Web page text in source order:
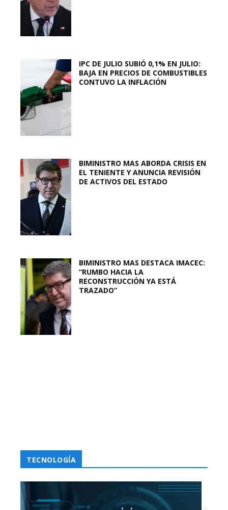
IPC DE JULIO SUBIÓ 0,1% EN JULIO:
BAJA EN PRECIOS DE COMBUSTIBLES
CONTUVO LA INFLACIÓN
BIMINISTRO MAS ABORDA CRISIS EN
EL TENIENTE Y ANUNCIA REVISIÓN
DE ACTIVOS DEL ESTADO
BIMINISTRO MAS DESTACA IMACEC:
“RUMBO HACIA LA
RECONSTRUCCIÓN YA ESTÁ
TRAZADO”
TECNOLOGÍA